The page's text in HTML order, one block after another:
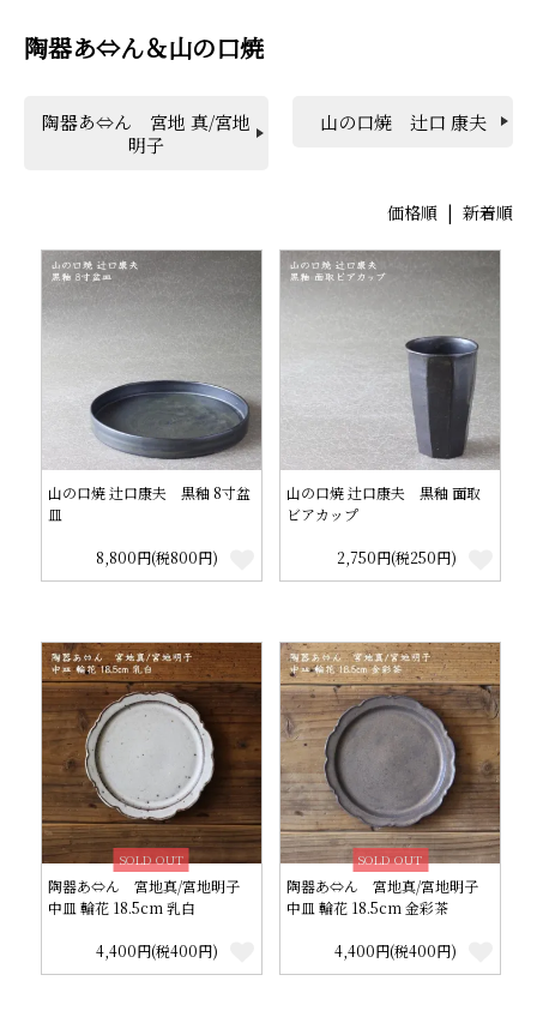
陶器あ⇔ん＆山の口焼
陶器あ⇔ん 宮地 真/宮地
明子
山の口焼 辻口 康夫
価格順 | 新着順
山の口焼 辻口康夫 黒釉 8寸盆
皿
8,800円(税800円)
山の口焼 辻口康夫 黒釉 面取
ビアカップ
2,750円(税250円)
SOLD OUT
陶器あ⇔ん 宮地真/宮地明子
中皿 輪花 18.5cm 乳白
4,400円(税400円)
SOLD OUT
陶器あ⇔ん 宮地真/宮地明子
中皿 輪花 18.5cm 金彩茶
4,400円(税400円)